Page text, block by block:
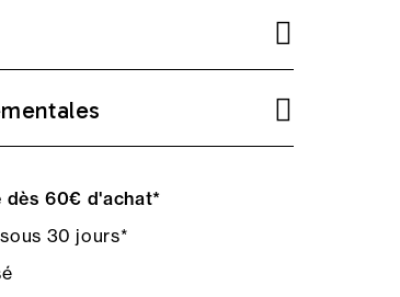
60€ d'achat*
30 jours*